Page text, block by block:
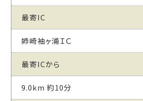
最寄IC
姉崎袖ヶ浦ＩＣ
最寄ICから
9.0km 約10分